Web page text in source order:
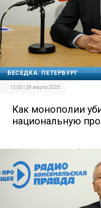
БЕСЕДКА. ПЕТЕРБУРГ
13:03 | 28 марта 2023
Как монополии
национальную